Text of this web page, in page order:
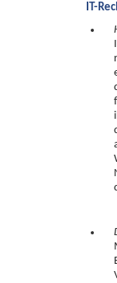
IT-